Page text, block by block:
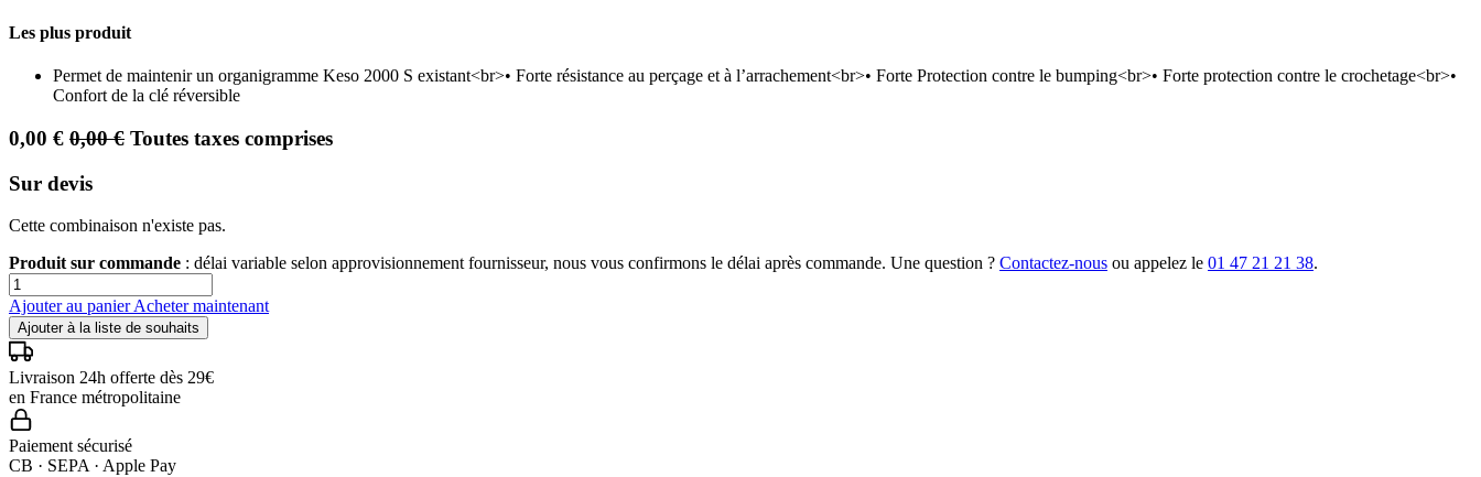
Les plus produit
Permet de maintenir un organigramme Keso 2000 S existant<br>• Forte résistance au perçage et à l’arrachement<br>• Forte Protection contre le bumping<br>• Forte protection contre le crochetage<br>•
Confort de la clé réversible
0,00 € 0,00€ Toutes taxes comprises
Sur devis
Cette combinaison n'existe pas.
Produit sur commande : délai variable selon approvisionnement fournisseur, nous vous confirmons le délai après commande. Une question ? Contactez-nous ou appelez le 01 47 21 21 38.
Ajouter au panierAcheter maintenant
Ajouter à la liste de souhaits
Livraison 24h offerte dès 29€
en France métropolitaine
Paiement sécurisé
CB · SEPA · Apple Pay